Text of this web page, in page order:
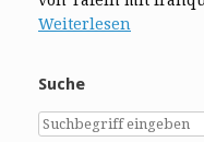
Weiterlesen
Suche